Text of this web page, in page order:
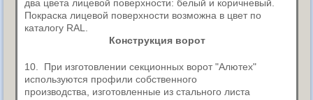
два цвета лицевой поверхности: белый и коричневый.
Покраска лицевой поверхности возможна в цвет по
каталогу RAL.
Конструкция ворот
10. При изготовлении секционных ворот "Алютех"
используются профили собственного
производства, изготовленные из стального листа